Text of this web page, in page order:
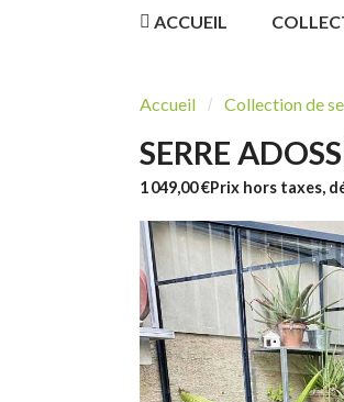
ACCUEIL
Accueil Collection de
SERRE
1 049,00 €Prix hors taxes,